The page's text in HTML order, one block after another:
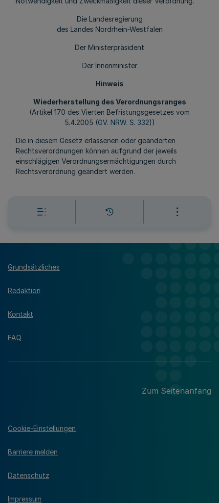
Die Landesregierung
des Landes Nordrhein-Westfalen
Der Ministerpräsident
Der Innenminister
Hinweis
Wiederherstellung des Verordnungsranges
(Artikel 170 des Vierten Befristungsgesetzes vom
5.4.2005 (GV. NRW. S. 332))
Die in diesem Gesetz erlassenen oder geänderten
Rechtsverordnungen können aufgrund der jeweils
einschlägigen Verordnungsermächtigungen durch
Rechtsverordnung geändert werden.
Grundsätzliches
Redaktion
Kontakt
FAQ
Zum Seitenanfang
Cookie-Einstellungen
Barriere melden
Datenschutz
Impressum